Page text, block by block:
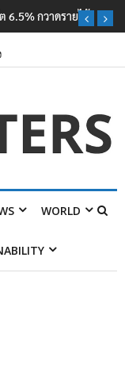
รายได้ 2.3 หมื่นล้านยูโร
ตลาดไทย
WORLD